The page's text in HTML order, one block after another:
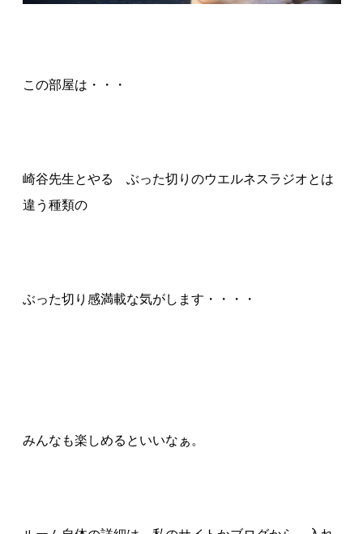
この部屋は・・・
崎谷先生とやる ぶった切りのウエルネスラジオとは
違う種類の
ぶった切り感満載な気がします・・・・
みんなも楽しめるといいなぁ。